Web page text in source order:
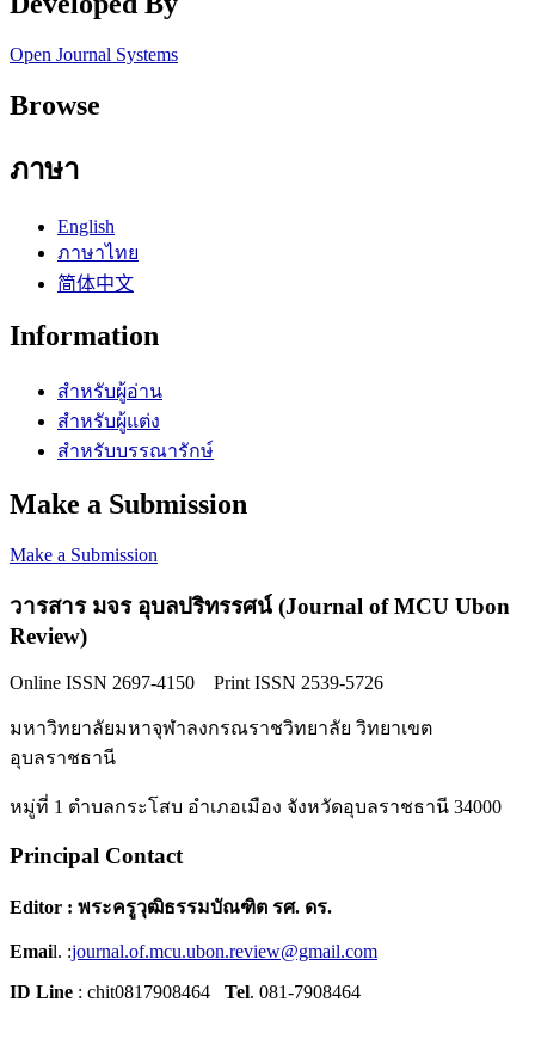
Open Journal Systems
Browse
ภาษา
English
ภาษาไทย
简体中文
Information
สำหรับผู้อ่าน
สำหรับผู้แต่ง
สำหรับบรรณารักษ์
Make a Submission
Make a Submission
วารสาร มจร อุบลปริทรรศน์ (Journal of MCU Ubon
Review)
Online ISSN 2697-4150 Print ISSN 2539-5726
มหาวิทยาลัยมหาจุฬาลงกรณราชวิทยาลัย วิทยาเขต
อุบลราชธานี
หมู่ที่ 1 ตำบลกระโสบ อำเภอเมือง จังหวัดอุบลราชธานี 34000
Principal Contact
Editor : พระครูวุฒิธรรมบัณฑิต รศ. ดร.
Email. :journal.of.mcu.ubon.review@gmail.com
ID Line : chit0817908464 Tel. 081-7908464